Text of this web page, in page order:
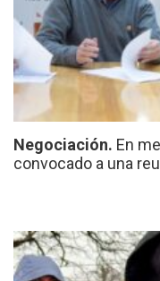
Negociación. En
convocado a una